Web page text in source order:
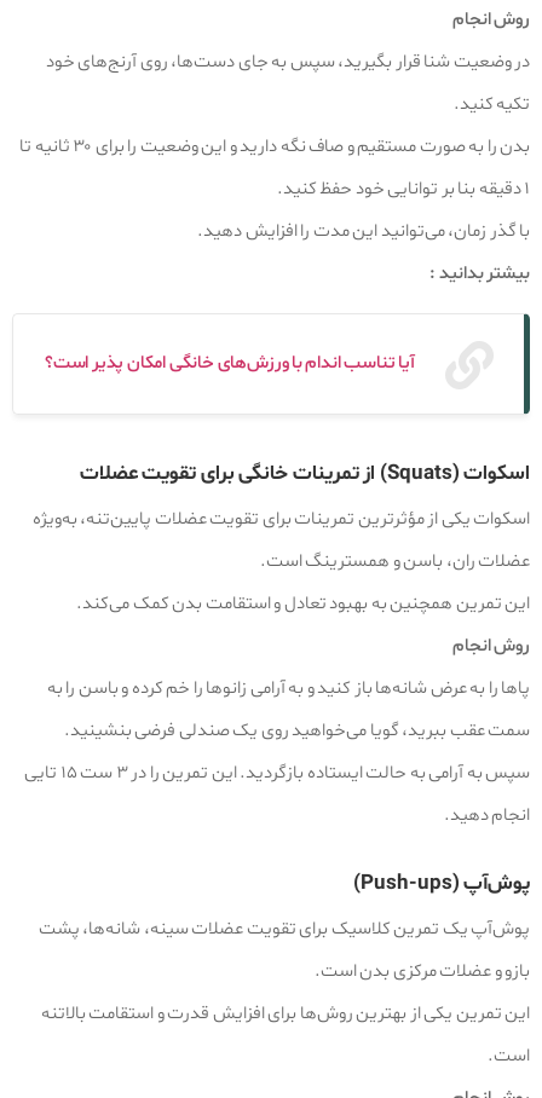
روش انجام
در وضعیت شنا قرار بگیرید، سپس به جای دست‌ها، روی آرنج‌های خود
تکیه کنید.
بدن را به‌ صورت مستقیم و صاف نگه دارید و این وضعیت را برای ۳۰ ثانیه تا
۱ دقیقه بنا بر توانایی خود حفظ کنید.
با گذر زمان، می‌توانید این مدت را افزایش دهید.
بیشتر بدانید :
آیا تناسب اندام با ورزش‌های خانگی امکان پذیر است؟
اسکوات (Squats) از تمرینات خانگی برای تقویت عضلات
اسکوات یکی از مؤثرترین تمرینات برای تقویت عضلات پایین‌تنه، به‌ویژه
عضلات ران، باسن و همسترینگ است.
این تمرین همچنین به بهبود تعادل و استقامت بدن کمک می‌کند.
روش انجام
پاها را به عرض شانه‌ها باز کنید و به آرامی زانوها را خم کرده و باسن را به
سمت عقب ببرید، گویا می‌خواهید روی یک صندلی فرضی بنشینید.
سپس به آرامی به حالت ایستاده بازگردید. این تمرین را در ۳ ست ۱۵ تایی
انجام دهید.
پوش‌آپ (Push-ups)
پوش‌آپ یک تمرین کلاسیک برای تقویت عضلات سینه، شانه‌ها، پشت
بازو و عضلات مرکزی بدن است.
این تمرین یکی از بهترین روش‌ها برای افزایش قدرت و استقامت بالاتنه
است.